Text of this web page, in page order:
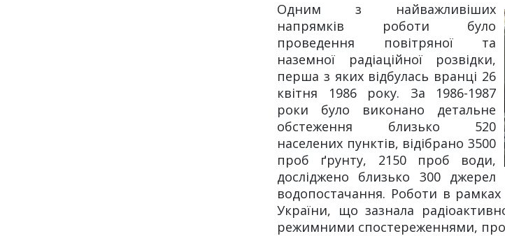
Одним з найважливіших
напрямків роботи було
проведення повітряної та
наземної радіаційної розвідки,
перша з яких відбулась вранці 26
квітня 1986 року. За 1986-1987
роки було виконано детальне
обстеження близько 520
населених пунктів, відібрано 3500
проб ґрунту, 2150 проб води,
досліджено близько 300 джерел
водопостачання. Роботи в рамках
України, що зазнала
режимними спостереженнями,